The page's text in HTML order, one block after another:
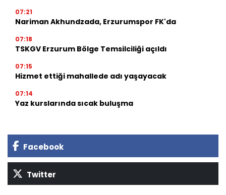
07:21
Nariman Akhundzada, Erzurumspor FK'da
07:18
TSKGV Erzurum Bölge Temsilciliği açıldı
07:15
Hizmet ettiği mahallede adı yaşayacak
07:14
Yaz kurslarında sıcak buluşma
Facebook
Twitter